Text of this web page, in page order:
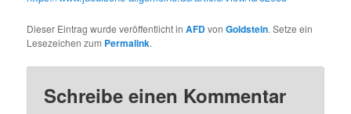
Dieser Eintrag wurde veröffentlicht inAFDvonGoldstein. Setze ein
Lesezeichen zum Permalink.
Schreibe einen Kommentar